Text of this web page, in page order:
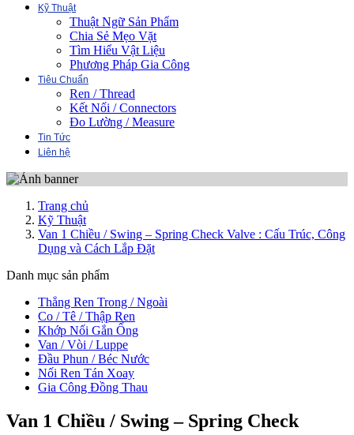
Kỹ Thuật
Thuật Ngữ Sản Phẩm
Chia Sẻ Mẹo Vặt
Tìm Hiểu Vật Liệu
Phương Pháp Gia Công
Tiêu Chuẩn
Ren / Thread
Kết Nối / Connectors
Đo Lường / Measure
Tin Tức
Liên hệ
Trang chủ
Kỹ Thuật
Van 1 Chiều / Swing – Spring Check Valve : Cấu Trúc, Công
Dụng và Cách Lắp Đặt
Danh mục sản phẩm
Thẳng Ren Trong / Ngoài
Co / Tê / Thập Ren
Khớp Nối Gắn Ống
Van / Vòi / Luppe
Đầu Phun / Béc Nước
Nối Ren Tán Xoay
Gia Công Đồng Thau
Van 1 Chiều / Swing – Spring Check